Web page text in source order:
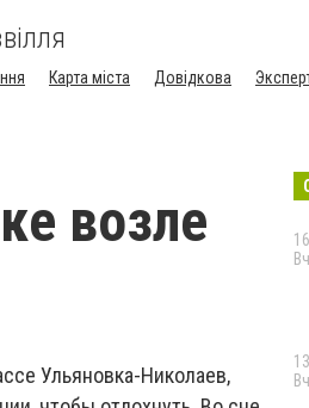
Карта міста Довідкова
возле
Ульяновка-Николаев,